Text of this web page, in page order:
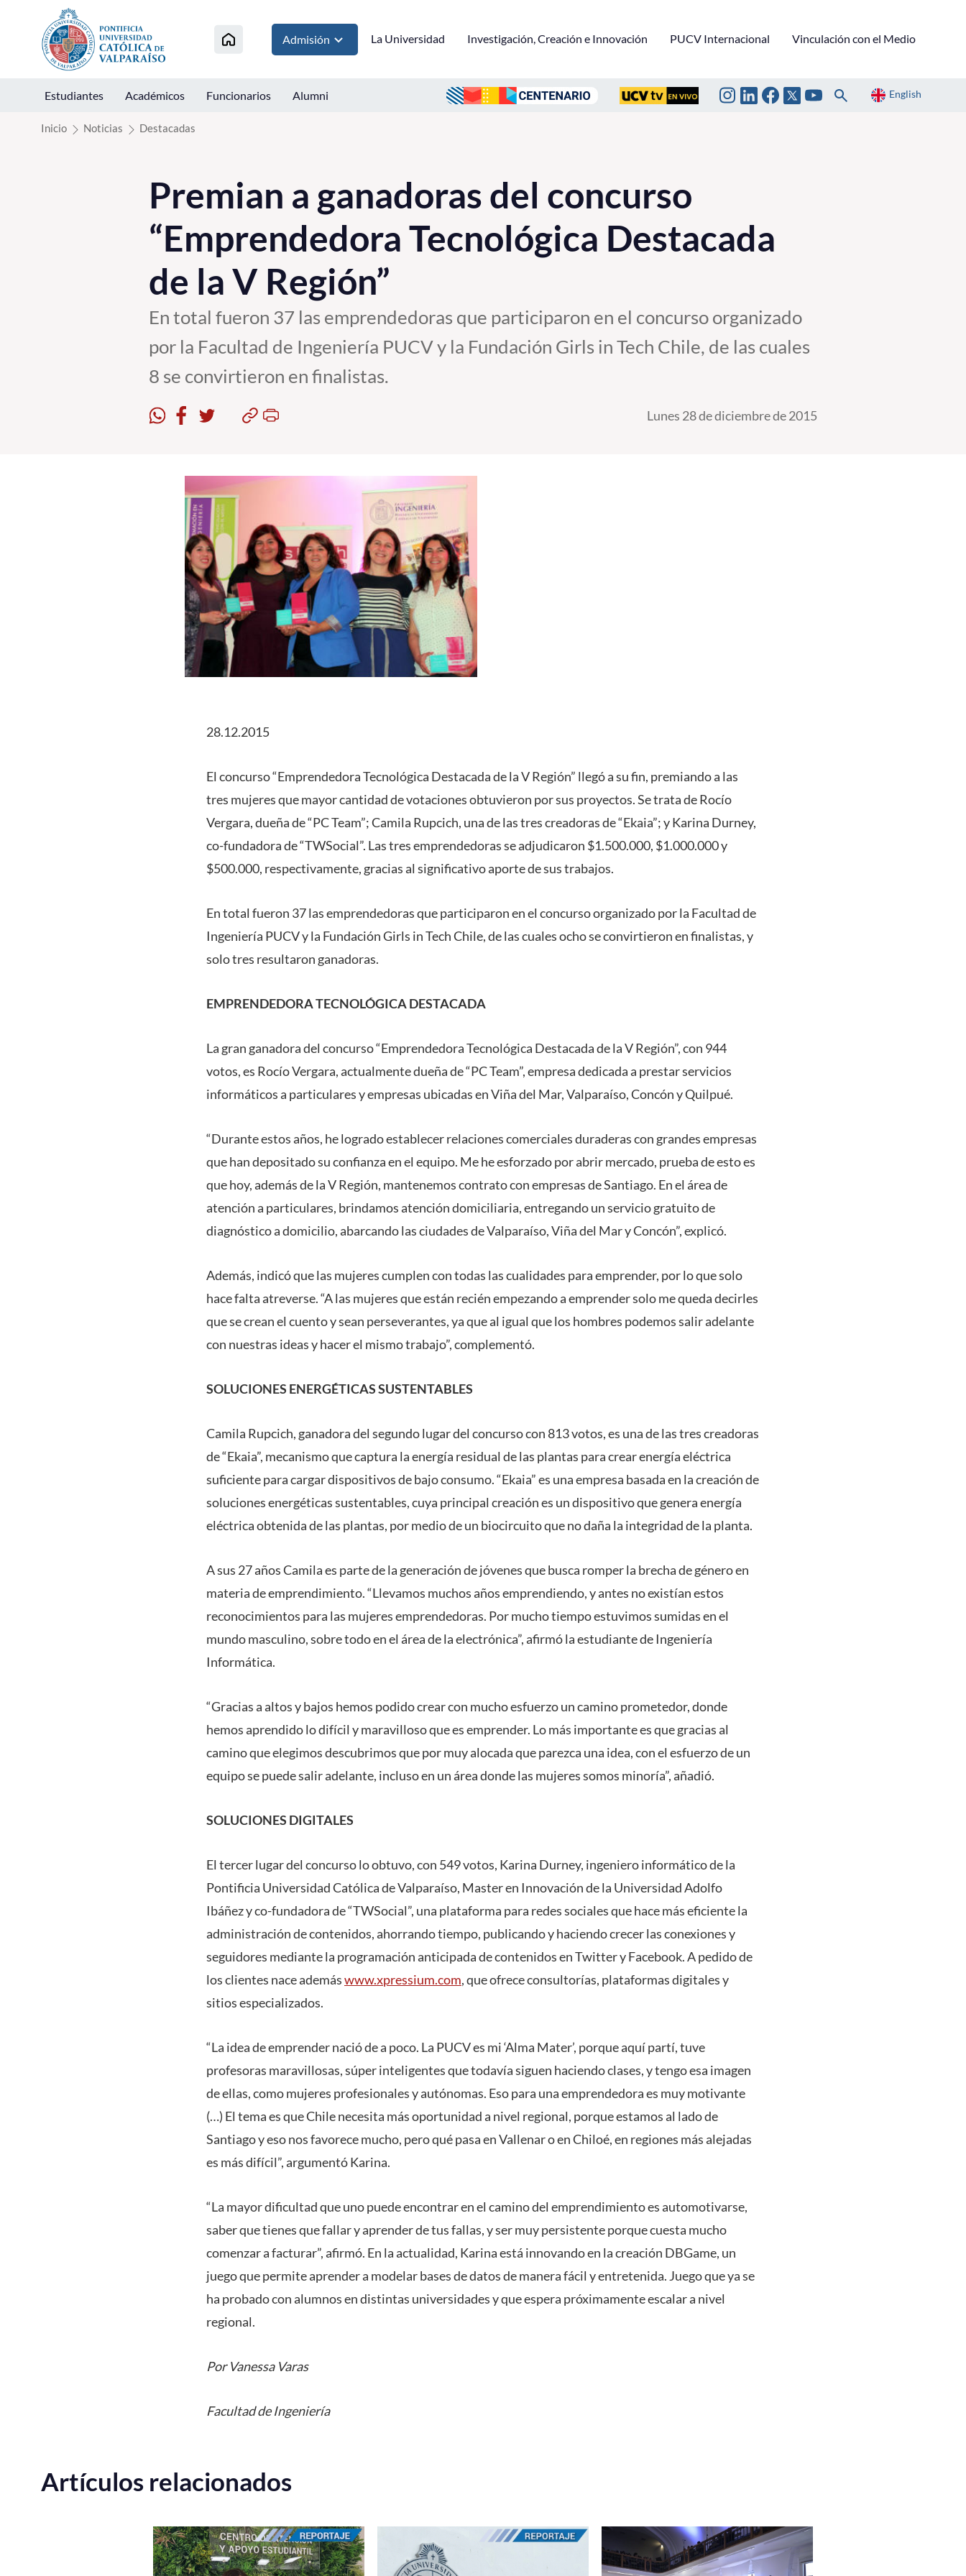
Click acá para ir directamente al contenido
Admisión La Universidad Investigación, Creación e Innovación PUCV Internacional Vinculación con el Medio
Estudiantes Académicos Funcionarios Alumni English
Inicio Noticias Destacadas
Premian a ganadoras del concurso
“Emprendedora Tecnológica Destacada
de la V Región”
En total fueron 37 las emprendedoras que participaron en el concurso organizado
por la Facultad de Ingeniería PUCV y la Fundación Girls in Tech Chile, de las cuales
8 se convirtieron en finalistas.
Lunes 28 de diciembre de 2015
28.12.2015
El concurso “Emprendedora Tecnológica Destacada de la V Región” llegó a su fin, premiando a las
tres mujeres que mayor cantidad de votaciones obtuvieron por sus proyectos. Se trata de Rocío
Vergara, dueña de “PC Team”; Camila Rupcich, una de las tres creadoras de “Ekaia”; y Karina Durney,
co-fundadora de “TWSocial”. Las tres emprendedoras se adjudicaron $1.500.000, $1.000.000 y
$500.000, respectivamente, gracias al significativo aporte de sus trabajos.
En total fueron 37 las emprendedoras que participaron en el concurso organizado por la Facultad de
Ingeniería PUCV y la Fundación Girls in Tech Chile, de las cuales ocho se convirtieron en finalistas, y
solo tres resultaron ganadoras.
EMPRENDEDORA TECNOLÓGICA DESTACADA
La gran ganadora del concurso “Emprendedora Tecnológica Destacada de la V Región”, con 944
votos, es Rocío Vergara, actualmente dueña de “PC Team”, empresa dedicada a prestar servicios
informáticos a particulares y empresas ubicadas en Viña del Mar, Valparaíso, Concón y Quilpué.
“Durante estos años, he logrado establecer relaciones comerciales duraderas con grandes empresas
que han depositado su confianza en el equipo. Me he esforzado por abrir mercado, prueba de esto es
que hoy, además de la V Región, mantenemos contrato con empresas de Santiago. En el área de
atención a particulares, brindamos atención domiciliaria, entregando un servicio gratuito de
diagnóstico a domicilio, abarcando las ciudades de Valparaíso, Viña del Mar y Concón”, explicó.
Además, indicó que las mujeres cumplen con todas las cualidades para emprender, por lo que solo
hace falta atreverse. “A las mujeres que están recién empezando a emprender solo me queda decirles
que se crean el cuento y sean perseverantes, ya que al igual que los hombres podemos salir adelante
con nuestras ideas y hacer el mismo trabajo”, complementó.
SOLUCIONES ENERGÉTICAS SUSTENTABLES
Camila Rupcich, ganadora del segundo lugar del concurso con 813 votos, es una de las tres creadoras
de “Ekaia”, mecanismo que captura la energía residual de las plantas para crear energía eléctrica
suficiente para cargar dispositivos de bajo consumo. “Ekaia” es una empresa basada en la creación de
soluciones energéticas sustentables, cuya principal creación es un dispositivo que genera energía
eléctrica obtenida de las plantas, por medio de un biocircuito que no daña la integridad de la planta.
A sus 27 años Camila es parte de la generación de jóvenes que busca romper la brecha de género en
materia de emprendimiento. “Llevamos muchos años emprendiendo, y antes no existían estos
reconocimientos para las mujeres emprendedoras. Por mucho tiempo estuvimos sumidas en el
mundo masculino, sobre todo en el área de la electrónica”, afirmó la estudiante de Ingeniería
Informática.
“Gracias a altos y bajos hemos podido crear con mucho esfuerzo un camino prometedor, donde
hemos aprendido lo difícil y maravilloso que es emprender. Lo más importante es que gracias al
camino que elegimos descubrimos que por muy alocada que parezca una idea, con el esfuerzo de un
equipo se puede salir adelante, incluso en un área donde las mujeres somos minoría”, añadió.
SOLUCIONES DIGITALES
El tercer lugar del concurso lo obtuvo, con 549 votos, Karina Durney, ingeniero informático de la
Pontificia Universidad Católica de Valparaíso, Master en Innovación de la Universidad Adolfo
Ibáñez y co-fundadora de “TWSocial”, una plataforma para redes sociales que hace más eficiente la
administración de contenidos, ahorrando tiempo, publicando y haciendo crecer las conexiones y
seguidores mediante la programación anticipada de contenidos en Twitter y Facebook. A pedido de
los clientes nace ademáswww.xpressium.com, que ofrece consultorías, plataformas digitales y
sitios especializados.
“La idea de emprender nació de a poco. La PUCV es mi ‘Alma Mater’, porque aquí partí, tuve
profesoras maravillosas, súper inteligentes que todavía siguen haciendo clases, y tengo esa imagen
de ellas, como mujeres profesionales y autónomas. Eso para una emprendedora es muy motivante
(…) El tema es que Chile necesita más oportunidad a nivel regional, porque estamos al lado de
Santiago y eso nos favorece mucho, pero qué pasa en Vallenar o en Chiloé, en regiones más alejadas
es más difícil”, argumentó Karina.
“La mayor dificultad que uno puede encontrar en el camino del emprendimiento es automotivarse,
saber que tienes que fallar y aprender de tus fallas, y ser muy persistente porque cuesta mucho
comenzar a facturar”, afirmó. En la actualidad, Karina está innovando en la creación DBGame, un
juego que permite aprender a modelar bases de datos de manera fácil y entretenida. Juego que ya se
ha probado con alumnos en distintas universidades y que espera próximamente escalar a nivel
regional.
Por Vanessa Varas
Facultad de Ingeniería
Artículos relacionados